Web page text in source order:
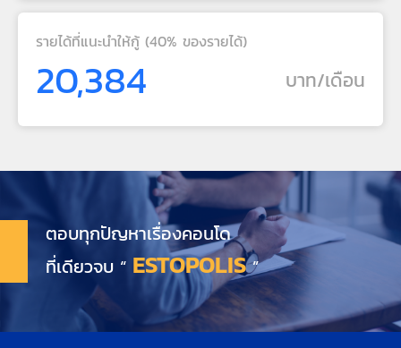
รายได้ที่แนะนำให้กู้ (40% ของรายได้)
20,384 บาท/เดือน
ตอบทุกปัญหาเรื่องคอนโด
ที่เดียวจบ “ ESTOPOLIS”